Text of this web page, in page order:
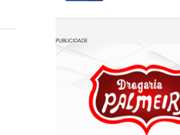
PUBLICIDADE